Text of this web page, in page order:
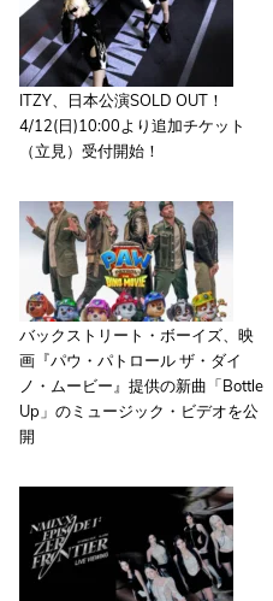
ITZY、日本公演SOLD OUT！
4/12(日)10:00より追加チケット
（立見）受付開始！
バックストリート・ボーイズ、映
画『パウ・パトロール ザ・ダイ
ノ・ムービー』提供の新曲「Bottle
Up」のミュージック・ビデオを公
開